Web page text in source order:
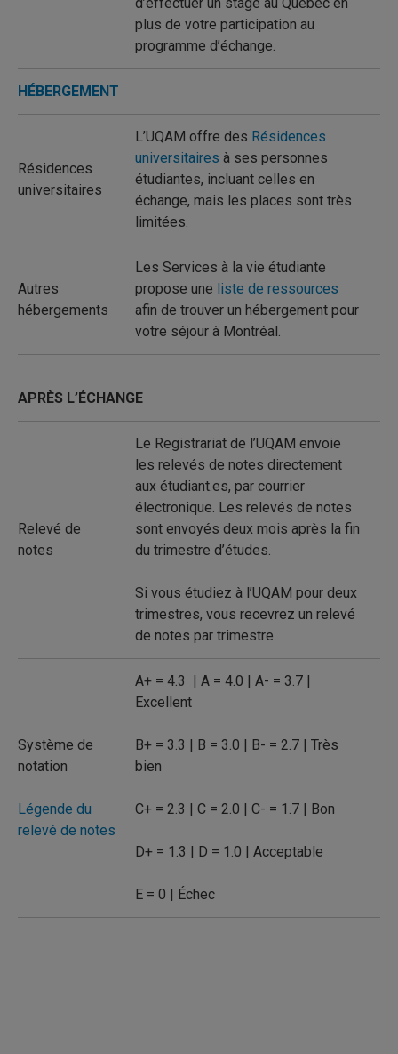
plus de votre participation au
programme d’échange.
HÉBERGEMENT
Résidences
universitaires
L’UQAM offre des Résidences
universitaires à ses personnes
étudiantes, incluant celles en
échange, mais les places sont très
limitées.
Autres
hébergements
Les Services à la vie étudiante
propose une liste de ressources
afin de trouver un hébergement pour
votre séjour à Montréal.
APRÈS L’ÉCHANGE
Relevé de
notes
Le Registrariat de l’UQAM envoie
les relevés de notes directement
aux étudiant.es, par courrier
électronique. Les relevés de notes
sont envoyés deux mois après la fin
du trimestre d’études.
Si vous étudiez à l’UQAM pour deux
trimestres, vous recevrez un relevé
de notes par trimestre.
Système de
notation
Légende du
relevé de notes
A+ = 4.3 | A = 4.0 | A- = 3.7 |
Excellent
B+ = 3.3 | B = 3.0 | B- = 2.7 | Très
bien
C+ = 2.3 | C = 2.0 | C- = 1.7 | Bon
D+ = 1.3 | D = 1.0 | Acceptable
E = 0 | Échec